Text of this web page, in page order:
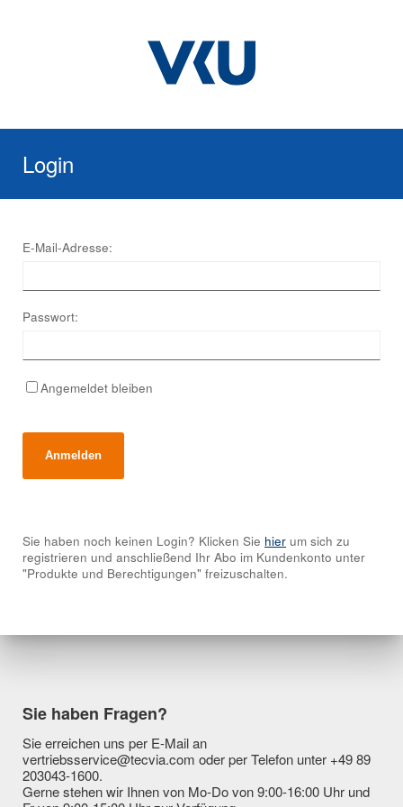
Login
E-Mail-Adresse:
Passwort:
Angemeldet bleiben
Sie haben noch keinen Login? Klicken Sie hier um sich zu
registrieren und anschließend Ihr Abo im Kundenkonto unter
"Produkte und Berechtigungen" freizuschalten.
Sie haben Fragen?
Sie erreichen uns per E-Mail an
vertriebsservice@tecvia.com oder per Telefon unter +49 89
203043-1600.
Gerne stehen wir Ihnen von Mo-Do von 9:00-16:00 Uhr und